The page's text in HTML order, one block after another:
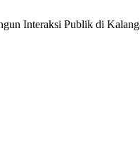
Interaksi Publik di